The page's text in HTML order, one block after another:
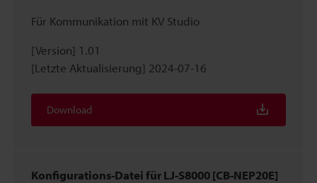
Für Kommunikation mit KV Studio
[Version] 1.01
[Letzte Aktualisierung] 2024-07-16
Download
Konfigurations-Datei für LJ-S8000 [CB-NEP20E]